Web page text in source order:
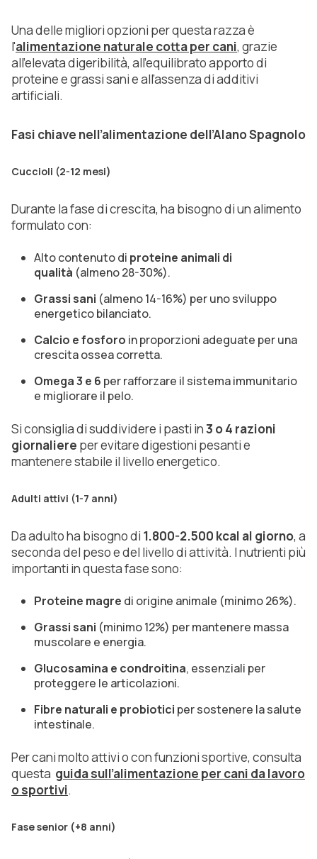
Una delle migliori opzioni per questa razza è
l'alimentazione naturale cotta per cani, grazie
all’elevata digeribilità, all’equilibrato apporto di
proteine e grassi sani e all’assenza di additivi
artificiali.
Fasi chiave nell’alimentazione dell’Alano Spagnolo
Cuccioli (2-12 mesi)
Durante la fase di crescita, ha bisogno di un alimento
formulato con:
Alto contenuto di proteine animali di
qualità (almeno 28-30%).
Grassi sani (almeno 14-16%) per uno sviluppo
energetico bilanciato.
Calcio e fosforo in proporzioni adeguate per una
crescita ossea corretta.
Omega 3 e 6 per rafforzare il sistema immunitario
e migliorare il pelo.
Si consiglia di suddividere i pasti in3 o 4 razioni
giornaliere per evitare digestioni pesanti e
mantenere stabile il livello energetico.
Adulti attivi (1-7 anni)
Da adulto ha bisogno di 1.800-2.500 kcal al giorno, a
seconda del peso e del livello di attività. I nutrienti più
importanti in questa fase sono:
Proteine magre di origine animale (minimo 26%).
Grassi sani (minimo 12%) per mantenere massa
muscolare e energia.
Glucosamina e condroitina, essenziali per
proteggere le articolazioni.
Fibre naturali e probiotici per sostenere la salute
intestinale.
Per cani molto attivi o con funzioni sportive, consulta
questa guida sull’alimentazione per cani da lavoro
o sportivi.
Fase senior (+8 anni)